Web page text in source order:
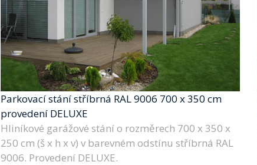
Parkovací stání stříbrná RAL 9006 700 x 350 cm
provedení DELUXE
Hliníkové garážové stání o rozměrech 700 x 350 x
250 cm (š x h x v) v barevném odstínu stříbrná RAL
9006. Provedení DELUXE.